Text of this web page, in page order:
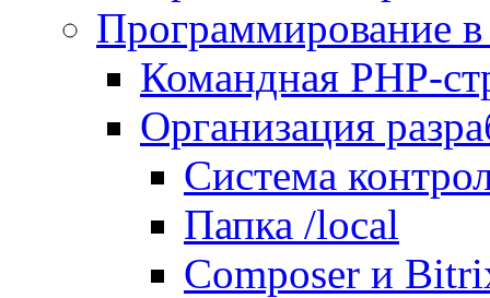
Программирование
Командная PHP-
Организация
Система
Папка /local
Composer и